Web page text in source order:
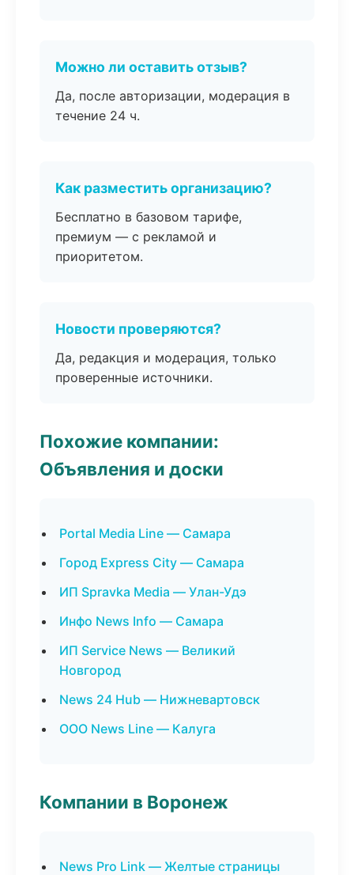
Можно ли оставить отзыв?
Да, после авторизации, модерация в
течение 24 ч.
Как разместить организацию?
Бесплатно в базовом тарифе,
премиум — с рекламой и
приоритетом.
Новости проверяются?
Да, редакция и модерация, только
проверенные источники.
Похожие компании:
Объявления и доски
Portal Media Line — Самара
Город Express City — Самара
ИП Spravka Media — Улан-Удэ
Инфо News Info — Самара
ИП Service News — Великий
Новгород
News 24 Hub — Нижневартовск
ООО News Line — Калуга
Компании в Воронеж
News Pro Link — Желтые страницы